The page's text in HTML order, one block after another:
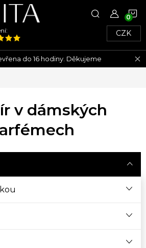
CZK
do 16 hodiny. Děkujeme
v dámských